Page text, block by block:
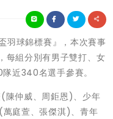
羽球錦標賽』，本次賽事
每組分別有男子雙打、女
近340名選手參賽。
陳仲威、周鉅恩)、少年
庭萱、張傑淇)、青年